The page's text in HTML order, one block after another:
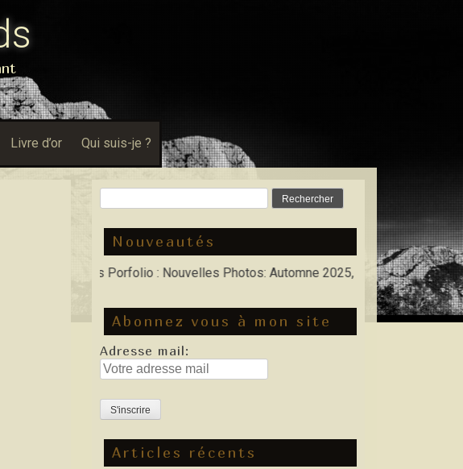
Livre d’or Qui suis-je ?
Nouveautés
Dans Porfolio : Nouvelles Photos: Automne 2025, Hiver 2026
Abonnez vous à mon site
Adresse mail:
Articles récents